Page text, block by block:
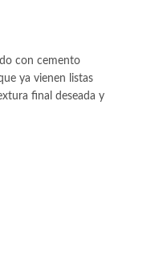
con cemento
ya vienen listas
final deseada y